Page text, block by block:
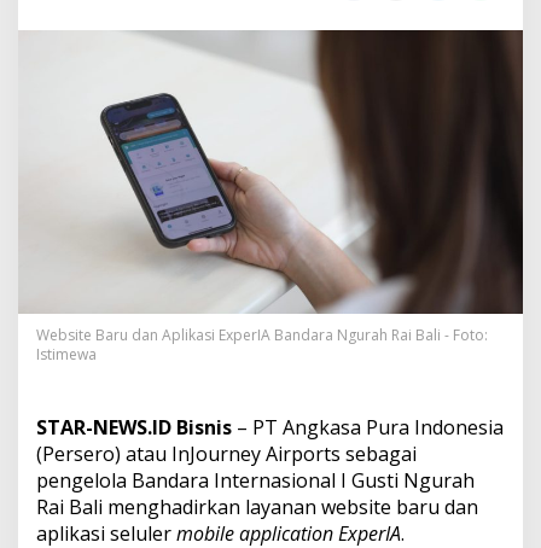
g
i
n
d
a
r
a
I
u
s
g
r
a
h
R
Website Baru dan Aplikasi ExperIA Bandara Ngurah Rai Bali - Foto:
Istimewa
STAR-NEWS.ID Bisnis – PT Angkasa Pura Indonesia
(Persero) atau InJourney Airports sebagai
pengelola Bandara Internasional I Gusti Ngurah
Rai Bali menghadirkan layanan website baru dan
aplikasi selulermobile application ExperIA.